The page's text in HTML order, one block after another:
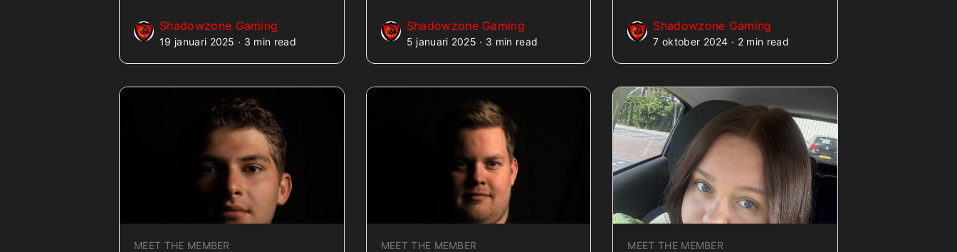
Shadowzone Gaming
19 januari 2025 · 3 min read
Shadowzone Gaming
5 januari 2025 · 3 min read
Shadowzone Gaming
7 oktober 2024 · 2 min read
MEET THE MEMBER MEET THE MEMBER MEET THE MEMBER